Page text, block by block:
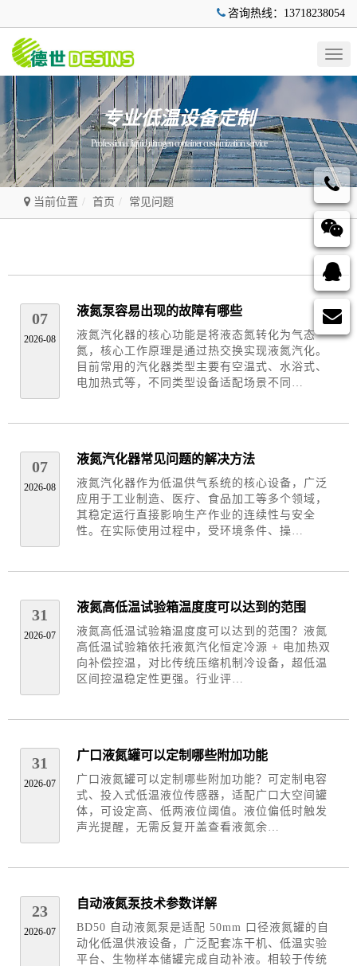
咨询热线：13718238054
专业低温设备定制
Professional liquid nitrogen container customization service
当前位置 首页 常见问题
07
2026-08
液氮泵容易出现的故障有哪些
液氮汽化器的核心功能是将液态氮转化为气态
氮，核心工作原理是通过热交换实现液氮汽化。
目前常用的汽化器类型主要有空温式、水浴式、
电加热式等，不同类型设备适配场景不同…
07
2026-08
液氮汽化器常见问题的解决方法
液氮汽化器作为低温供气系统的核心设备，广泛
应用于工业制造、医疗、食品加工等多个领域，
其稳定运行直接影响生产作业的连续性与安全
性。在实际使用过程中，受环境条件、操…
31
2026-07
液氮高低温试验箱温度度可以达到的范围
液氮高低温试验箱温度度可以达到的范围？液氮
高低温试验箱依托液氮汽化恒定冷源 + 电加热双
向补偿控温，对比传统压缩机制冷设备，超低温
区间控温稳定性更强。行业评…
31
2026-07
广口液氮罐可以定制哪些附加功能
广口液氮罐可以定制哪些附加功能？可定制电容
式、投入式低温液位传感器，适配广口大空间罐
体，可设定高、低两液位阈值。液位偏低时触发
声光提醒，无需反复开盖查看液氮余…
23
2026-07
自动液氮泵技术参数详解
BD50 自动液氮泵是适配 50mm 口径液氮罐的自
动化低温供液设备，广泛配套冻干机、低温实验
平台、生物样本储罐完成自动补液。相较于传统